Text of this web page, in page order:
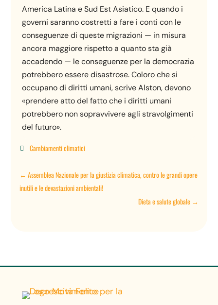
America Latina e Sud Est Asiatico. E quando i
governi saranno costretti a fare i conti con le
conseguenze di queste migrazioni — in misura
ancora maggiore rispetto a quanto sta già
accadendo — le conseguenze per la democrazia
potrebbero essere disastrose. Coloro che si
occupano di diritti umani, scrive Alston, devono
«prendere atto del fatto che i diritti umani
potrebbero non sopravvivere agli stravolgimenti
del futuro».
 Cambiamenti climatici
←Assemblea Nazionale per la giustizia climatica, contro le grandi opere
inutili e le devastazioni ambientali!
Dieta e salute globale→